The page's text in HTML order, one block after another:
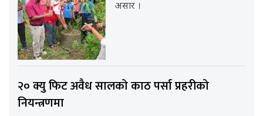
असार ।
२० क्यु फिट अवैध सालको काठ पर्सा प्रहरीको
नियन्त्रणमा